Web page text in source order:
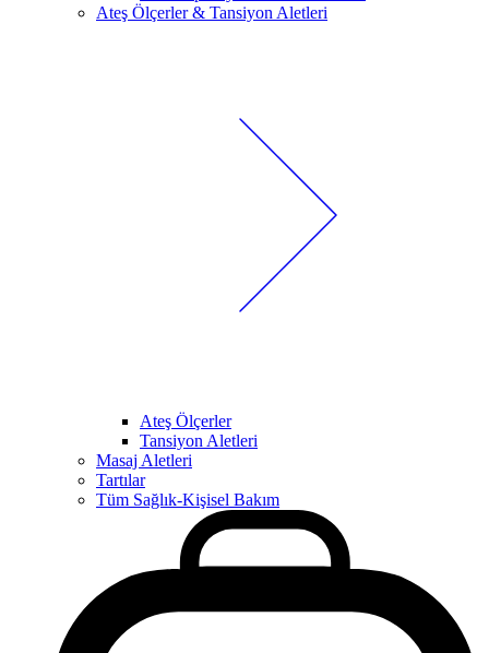
Ateş Ölçerler & Tansiyon Aletleri
Ateş Ölçerler
Tansiyon Aletleri
Masaj Aletleri
Tartılar
Tüm Sağlık-Kişisel Bakım